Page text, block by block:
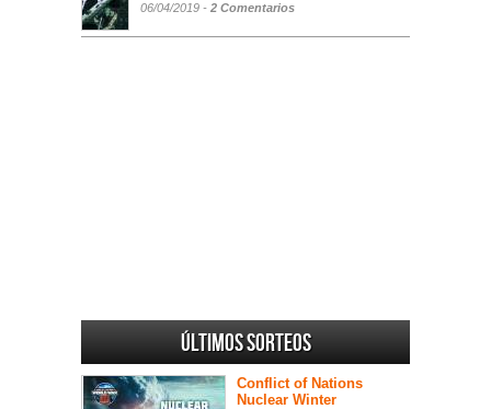
06/04/2019 - 2 Comentarios
Últimos sorteos
Conflict of Nations
Nuclear Winter